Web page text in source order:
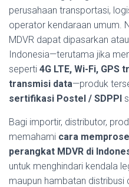
perusahaan transportasi,
operator kendaraan umum.
MDVR dapat dipasarkan
Indonesia—terutama jika
seperti 4G LTE, Wi-Fi, GPS
transmisi data—produk
sertifikasi Postel / SDPPI
Bagi importir, distributor,
memahami cara
perangkat MDVR di
untuk menghindari kendala
maupun hambatan distribusi